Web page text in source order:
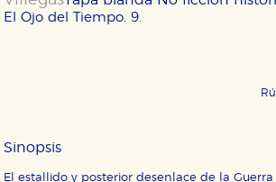
El Ojo del Tiempo. 9.
Sinopsis
El estallido y posterior desenlace de la Guerra